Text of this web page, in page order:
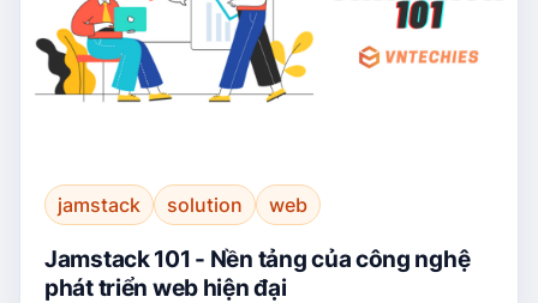
jamstack solution web
Jamstack 101 - Nền tảng của công nghệ
phát triển web hiện đại